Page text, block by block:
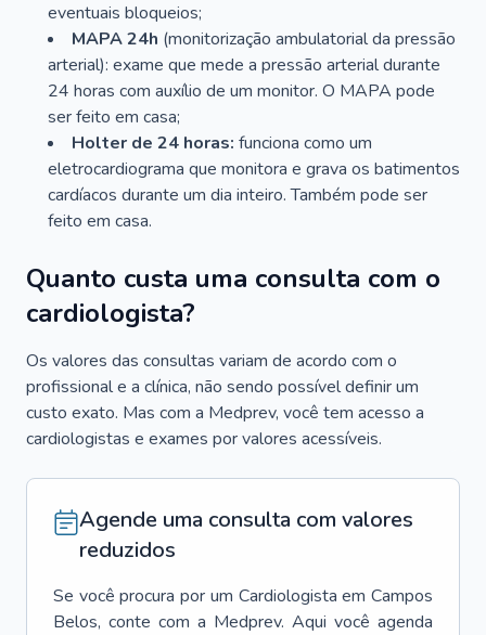
eventuais bloqueios;
MAPA 24h (monitorização ambulatorial da pressão
arterial): exame que mede a pressão arterial durante
24 horas com auxílio de um monitor. O MAPA pode
ser feito em casa;
Holter de 24 horas: funciona como um
eletrocardiograma que monitora e grava os batimentos
cardíacos durante um dia inteiro. Também pode ser
feito em casa.
Quanto custa uma consulta com o
cardiologista?
Os valores das consultas variam de acordo com o
profissional e a clínica, não sendo possível definir um
custo exato. Mas com a Medprev, você tem acesso a
cardiologistas e exames por valores acessíveis.
Agende uma consulta com valores
reduzidos
Se você procura por um Cardiologista em Campos
Belos, conte com a Medprev. Aqui você agenda